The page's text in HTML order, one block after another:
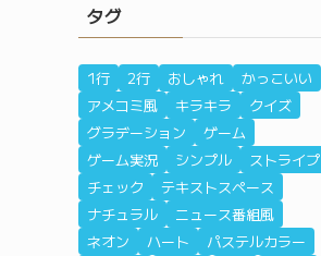
タグ
1行 2行 おしゃれ
かっこいい
アメコミ風
キラキラ
クイズ
グラデーション
ゲーム
ゲーム実況
シンプル
ストライプ
チェック
テキストスペース
ナチュラル
ニュース番組風
ネオン
ハート
パステルカラー